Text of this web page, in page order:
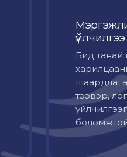
үйлчилгээ
Бид танай
тээвэр,